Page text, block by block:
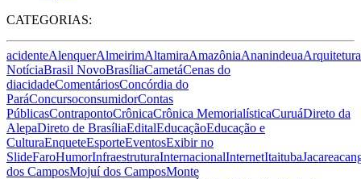
CATEGORIAS:
acidenteAlenquerAlmeirimAltamiraAmazôniaAnanindeuaArquitetura
NotíciaBrasil NovoBrasíliaCametáCenas do
diacidadeComentáriosConcórdia do
ParáConcursoconsumidorContas
PúblicasContrapontoCrônicaCrônica MemorialísticaCuruáDireto da
AlepaDireto de BrasíliaEditalEducaçãoEducação e
CulturaEnqueteEsporteEventosExibir no
SlideFaroHumorInfraestruturaInternacionalInternetItaituba
dos CamposMojuí dos CamposMonte